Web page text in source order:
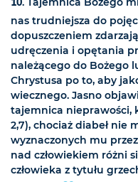
nas trudniejsza do
dopuszczeniem
udręczenia i opętania
należącego do Bożego
Chrystusa po to, aby
wiecznego. Jasno
tajemnica nieprawości,
2,7), chociaż diabeł nie
wyznaczonych mu
nad człowiekiem różni
człowieka z tytułu